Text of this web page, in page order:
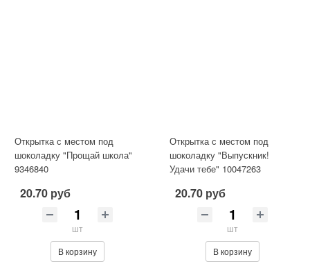
Открытка с местом под
шоколадку "Прощай школа"
9346840
20.70 руб
шт
В корзину
Открытка с местом под
шоколадку "Выпускник!
Удачи тебе" 10047263
20.70 руб
шт
В корзину